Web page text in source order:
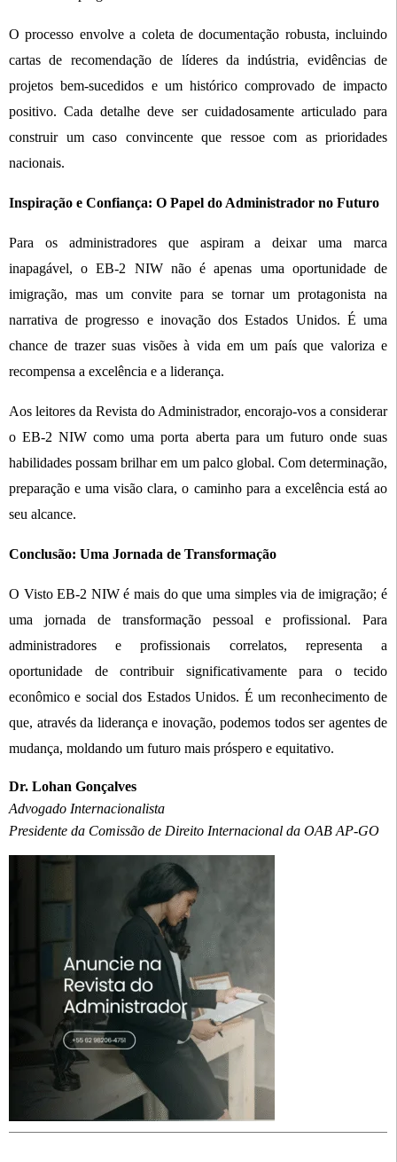
O processo envolve a coleta de documentação robusta, incluindo
cartas de recomendação de líderes da indústria, evidências de
projetos bem-sucedidos e um histórico comprovado de impacto
positivo. Cada detalhe deve ser cuidadosamente articulado para
construir um caso convincente que ressoe com as prioridades
nacionais.
Inspiração e Confiança: O Papel do Administrador no Futuro
Para os administradores que aspiram a deixar uma marca
inapagável, o EB-2 NIW não é apenas uma oportunidade de
imigração, mas um convite para se tornar um protagonista na
narrativa de progresso e inovação dos Estados Unidos. É uma
chance de trazer suas visões à vida em um país que valoriza e
recompensa a excelência e a liderança.
Aos leitores da Revista do Administrador, encorajo-vos a considerar
o EB-2 NIW como uma porta aberta para um futuro onde suas
habilidades possam brilhar em um palco global. Com determinação,
preparação e uma visão clara, o caminho para a excelência está ao
seu alcance.
Conclusão: Uma Jornada de Transformação
O Visto EB-2 NIW é mais do que uma simples via de imigração; é
uma jornada de transformação pessoal e profissional. Para
administradores e profissionais correlatos, representa a
oportunidade de contribuir significativamente para o tecido
econômico e social dos Estados Unidos. É um reconhecimento de
que, através da liderança e inovação, podemos todos ser agentes de
mudança, moldando um futuro mais próspero e equitativo.
Dr. Lohan Gonçalves
Advogado Internacionalista
Presidente da Comissão de Direito Internacional da OAB AP-GO